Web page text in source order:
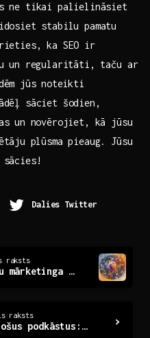
ne tikai palielināsiet
stabilu pamatu
ka SEO ir
un regularitāti, taču ar
jūs⁣ noteikti
sāciet šodien,
⁤un novērojiet, kā jūsu
⁤plūsma pieaug. Jūsu⁢
Dalies Twitter
raksts
Izveidojot efektīvu mārketinga stratēģiju: pamati un padomi
raksts
Kā radīt aizraujošus podkāstus: ceļvedis producēšanai